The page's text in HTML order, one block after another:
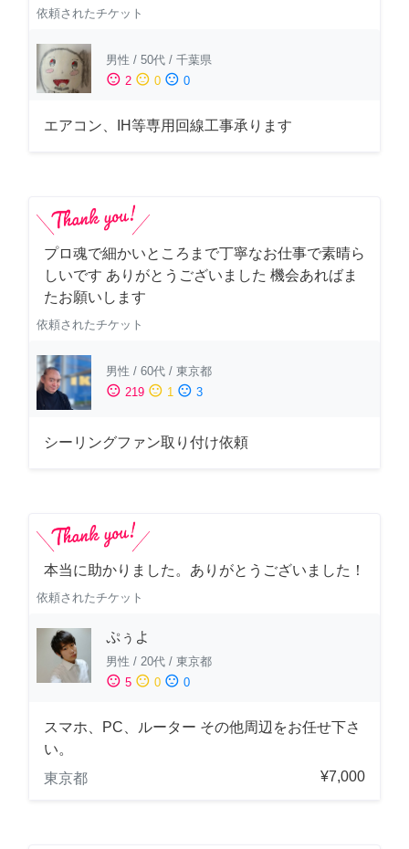
依頼されたチケット
男性 / 50代 / 千葉県
sentiment_satisfied 2 sentiment_neutral 0 sentiment_dissatisfied 0
エアコン、IH等専用回線工事承ります
プロ魂で細かいところまで丁寧なお仕事で素晴ら
しいです ありがとうございました 機会あればま
たお願いします
依頼されたチケット
男性 / 60代 / 東京都
sentiment_satisfied 219 sentiment_neutral 1 sentiment_dissatisfied 3
シーリングファン取り付け依頼
本当に助かりました。ありがとうございました！
依頼されたチケット
ぷぅよ
男性 / 20代 / 東京都
sentiment_satisfied 5 sentiment_neutral 0 sentiment_dissatisfied 0
スマホ、PC、ルーター その他周辺をお任せ下さ
い。
東京都
¥7,000